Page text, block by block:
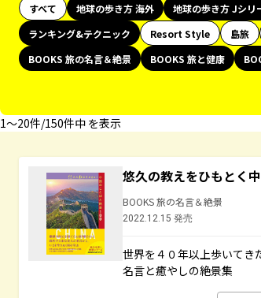
すべて 地球の歩き方 海外 地球の歩き方 Jシリ
ランキング&テクニック
Resort Style 島旅
BOOKS 旅の名言＆絶景
BOOKS 旅と健康
1〜20件/150件中 を表示
悠久の教えをひもとく
BOOKS 旅の名言＆絶景
2022.12.15 発売
世界を４０年以上歩いてき
名言と癒やしの絶景集